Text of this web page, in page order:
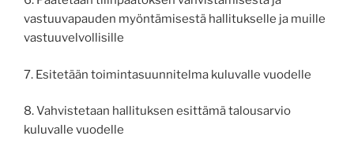
vastuuvapauden myöntämisestä hallitukselle ja muille
vastuuvelvollisille
7. Esitetään toimintasuunnitelma kuluvalle vuodelle
8. Vahvistetaan hallituksen esittämä talousarvio
kuluvalle vuodelle